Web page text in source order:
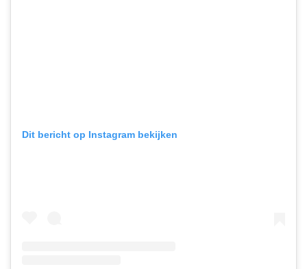
Dit bericht op Instagram bekijken